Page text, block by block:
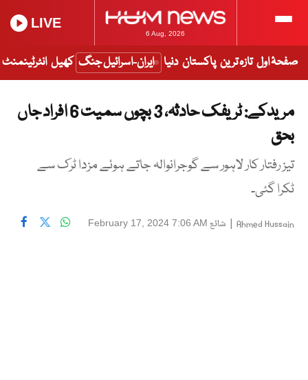
6 Aug, 2026
LIVE
صفحۂ اول تازہ ترین پاکستان دنیا ایران-اسرائیل جنگ کھیل انٹرٹینمنٹ
مریدکے: ٹریفک حادثہ، 3 بچوں سمیت 6 افراد جاں
بحق
تیز رفتار کار لاہور سے گوجرانوالہ جاتے ہوئے مزدا ٹرک سے
ٹکرا گئی۔
Ahmed Hussain
| شائع February 17, 2024 7:06 AM